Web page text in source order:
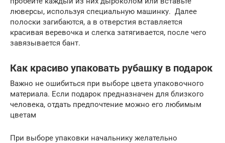
люверсы, используя специальную машинку. Далее
полоски загибаются, а в отверстия вставляется
красивая веревочка и слегка затягивается, после чего
завязывается бант.
Как красиво упаковать рубашку в подарок
Важно не ошибиться при выборе цвета упаковочного
материала. Если подарок предназначен для близкого
человека, отдать предпочтение можно его любимым
цветам
При выборе упаковки начальнику желательно